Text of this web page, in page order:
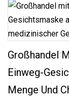
Großhandel
Einweg-
Menge Und